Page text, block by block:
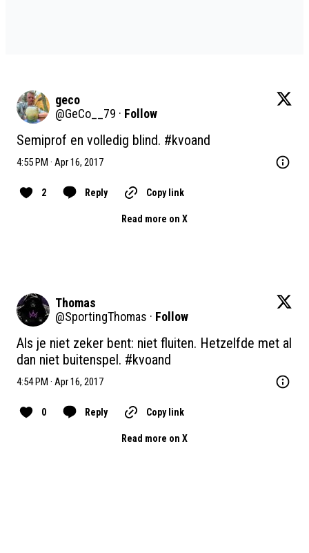
geco
@GeCo__79 · Follow
Semiprof en volledig blind. #kvoand
4:55 PM · Apr 16, 2017
2 Reply Copy link
Read more on X
Thomas
@SportingThomas · Follow
Als je niet zeker bent: niet fluiten. Hetzelfde met al
dan niet buitenspel. #kvoand
4:54 PM · Apr 16, 2017
0 Reply Copy link
Read more on X